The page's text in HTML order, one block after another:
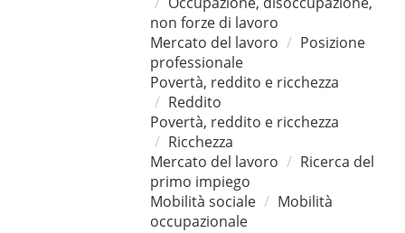
non forze di lavoro
Mercato del lavoro
Posizione
professionale
Povertà, reddito e ricchezza
Reddito
Povertà, reddito e ricchezza
Ricchezza
Mercato del lavoro
Ricerca del
primo impiego
Mobilità sociale
Mobilità
occupazionale